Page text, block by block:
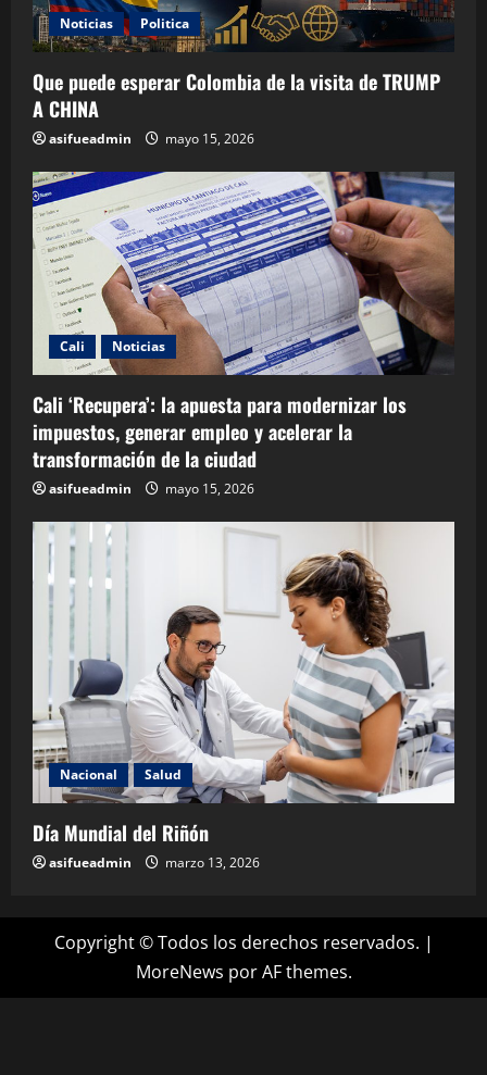
Noticias Politica
Que puede esperar Colombia de la visita de TRUMP
A CHINA
asifueadmin mayo 15, 2026
Cali Noticias
Cali ‘Recupera’: la apuesta para modernizar los
impuestos, generar empleo y acelerar la
transformación de la ciudad
asifueadmin mayo 15, 2026
Nacional Salud
Día Mundial del Riñón
asifueadmin marzo 13, 2026
Copyright © Todos los derechos reservados. |
MoreNews por AF themes.